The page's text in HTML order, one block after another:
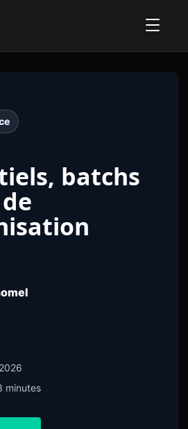
batchs
minutes